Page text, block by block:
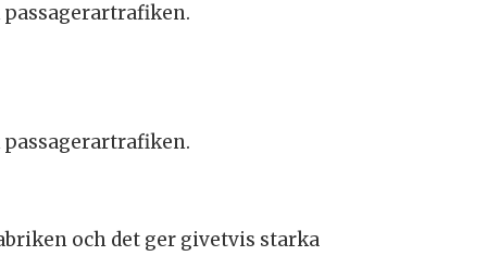
och det ger givetvis starka